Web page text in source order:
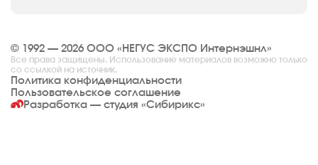
© 1992 — 2026 ООО «НЕГУС ЭКСПО Интернэшнл»
Все права защищены. Использование материалов возможно только
со ссылкой на источник.
Политика конфиденциальности
Пользовательское соглашение
Разработка — студия «Сибирикс»